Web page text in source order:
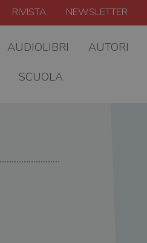
RIVISTA NEWSLETTER
AUDIOLIBRI AUTORI
SCUOLA